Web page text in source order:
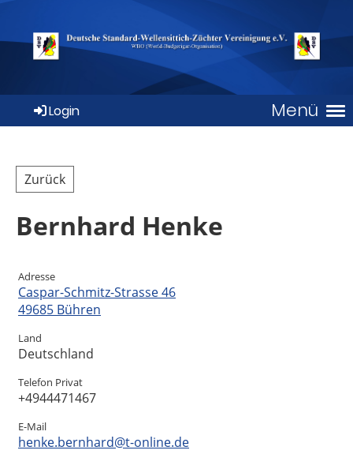
Menü
Login
Zurück
Bernhard Henke
Adresse
Caspar-Schmitz-Strasse 46
49685 Bühren
Land
Deutschland
Telefon Privat
+4944471467
E-Mail
henke.bernhard@t-online.de